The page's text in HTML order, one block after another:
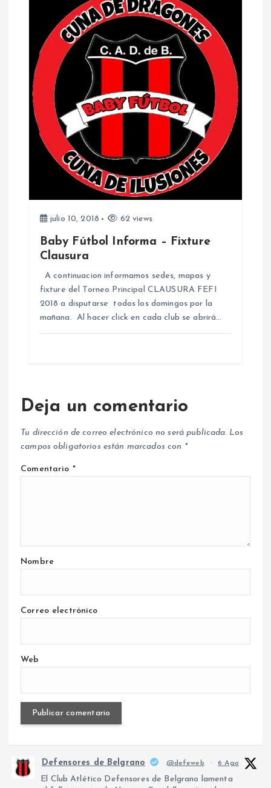
julio 10, 2018 62 views
Baby Fútbol Informa – Fixture
Clausura
A continuacion informamos sedes, mapas y
fixture del Torneo Principal CLAUSURA FEFI
2018 a disputarse todos los domingos por la
mañana. Al hacer click en cada club se abrirá…
Deja un comentario
Tu dirección de correo electrónico no será publicada. Los
campos obligatorios están marcados con *
Comentario *
Nombre
Correo electrónico
Web
Defensores de Belgrano @defeweb · 6 Ago
El Club Atlético Defensores de Belgrano lamenta